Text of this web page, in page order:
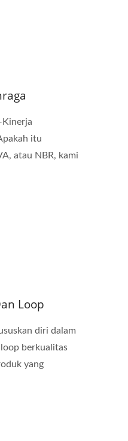
itu
atau NBR, kami
Loop
diri dalam
berkualitas
yang